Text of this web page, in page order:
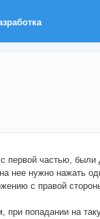
первой частью, были
нее нужно нажать
с правой
попадании на